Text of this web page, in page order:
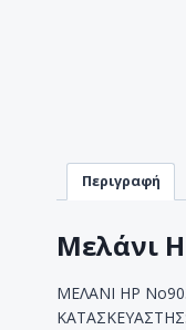
Περιγραφή
Μελάνι
ΜΕΛΑΝΙ HP